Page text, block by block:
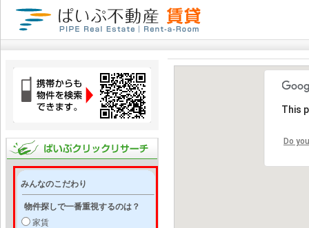
みんなのこだわり
物件探しで一番重視するのは？
家賃
This
Do